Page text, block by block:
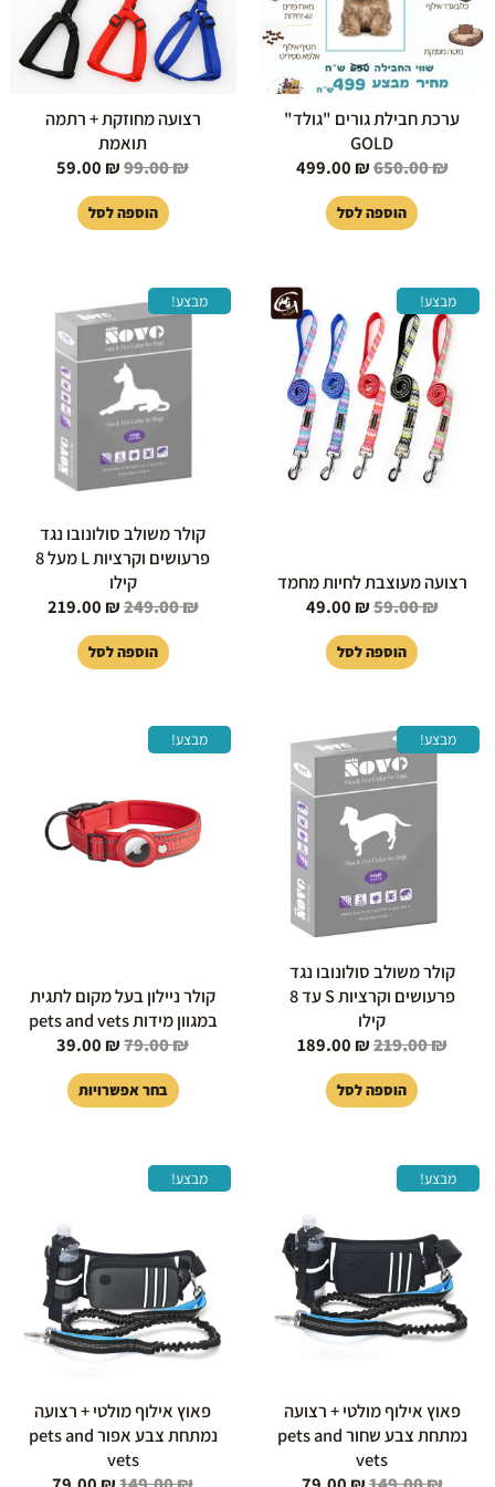
ערכת חבילת גורים "גולד"
GOLD
650.00₪
499.00 ₪
הוספה לסל
רצועה מחוזקת + רתמה
תואמת
99.00₪
59.00 ₪
הוספה לסל
מבצע!
רצועה מעוצבת לחיות מחמד
59.00₪
המקורי
היה:
59.00 ₪.
49.00 ₪
המחיר
הנוכחי
הוא:
49.00 ₪.
הוספה לסל
מבצע!
קולר משולב סולונובו נגד
פרעושים וקרציות L מעל 8
קילו
249.00₪
המקורי
היה:
249.00 ₪.
219.00 ₪
הוספה לסל
מבצע!
קולר משולב סולונובו נגד
פרעושים וקרציות S עד 8
קילו
219.00₪
המחיר
המקורי
היה:
219.00 ₪.
189.00 ₪
הוא:
189.00 ₪.
הוספה לסל
מבצע!
קולר ניילון בעל מקום לתגית
במגוון מידות pets and vets
79.00₪
79.00 ₪.
39.00 ₪
בחר אפשרויות
מספר
סוגים.
ניתן
מבצע!
פאוץ אילוף מולטי + רצועה
נמתחת צבע שחור pets and
vets
149.00 ₪.
79.00 ₪.
מבצע!
פאוץ אילוף מולטי + רצועה
נמתחת צבע אפור pets and
vets
149.00 ₪.
79.00 ₪.